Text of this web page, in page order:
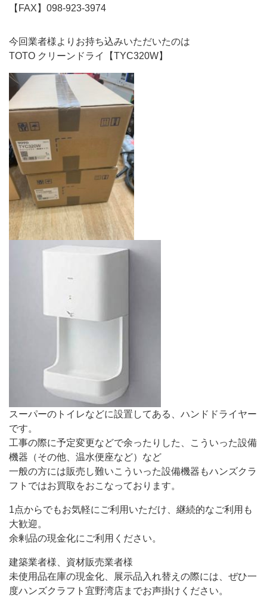
【FAX】098-923-3974
今回業者様よりお持ち込みいただいたのは
TOTO クリーンドライ【TYC320W】
スーパーのトイレなどに設置してある、ハンドドライヤー
です。
工事の際に予定変更などで余ったりした、こういった設備
機器（その他、温水便座など）など
一般の方には販売し難いこういった設備機器もハンズクラ
フトではお買取をおこなっております。
1点からでもお気軽にご利用いただけ、継続的なご利用も
大歓迎。
余剰品の現金化にご利用ください。
建築業者様、資材販売業者様
未使用品在庫の現金化、展示品入れ替えの際には、ぜひ一
度ハンズクラフト宜野湾店までお声掛けください。